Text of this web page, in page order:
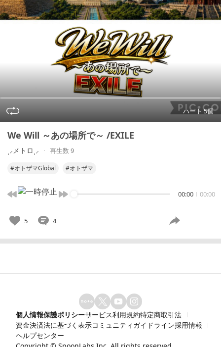
ハート 5個
We Will ～あの場所で～ /EXILE
⸒⸝メトロ⸒⸝ 再生数 9
#オトザマGlobal #オトザマ
00:00 00:00
5 4
個人情報保護ポリシーサービス利用規約特定商取引法
資金決済法に基づく表示コミュニティガイドライン採用情報
ヘルプセンター